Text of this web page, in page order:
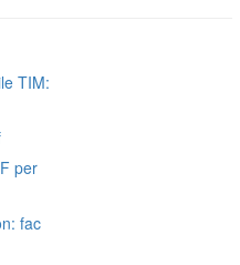
TIM:
per
fac